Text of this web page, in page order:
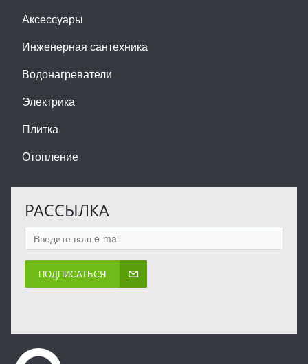
Аксессуары
Инженерная сантехника
Водонагреватели
Электрика
Плитка
Отопление
РАССЫЛКА
ПОДПИСАТЬСЯ